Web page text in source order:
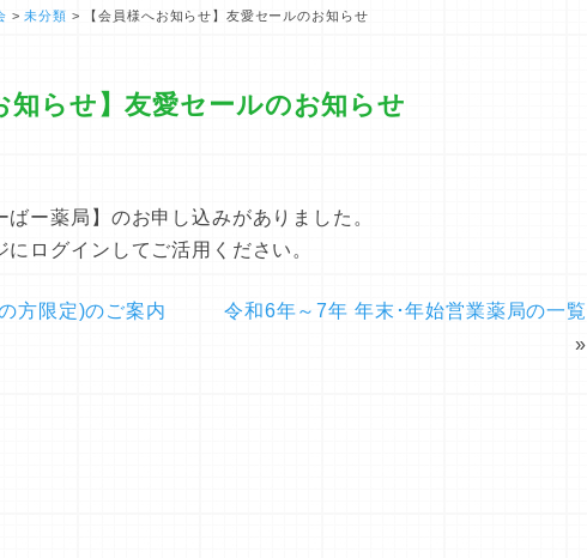
>未分類 > 【会員様へお知らせ】友愛セールのお知らせ
知らせ】友愛セールのお知らせ
ー薬局】のお申し込みがありました。
ログインしてご活用ください。
方限定)のご案内
令和6年～7年 年末･年始営業薬局の一覧
»